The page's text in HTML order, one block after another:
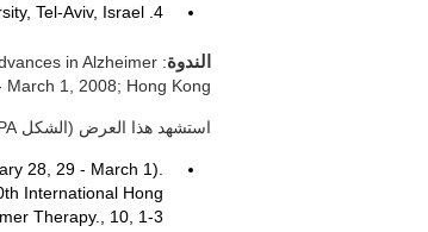
4. School of Engineering, Tel-Aviv University, Tel-Aviv, Israel.
الندوة in Alzheimer
1, 2008; Hong Kong.
استشهد هذا العرض (الشكل APA):
28, 29 - March 1).
International Hong
Therapy., 10, 1-3.